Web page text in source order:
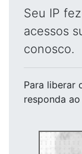
Seu IP
acessos
conosco.
Para liberar
responda